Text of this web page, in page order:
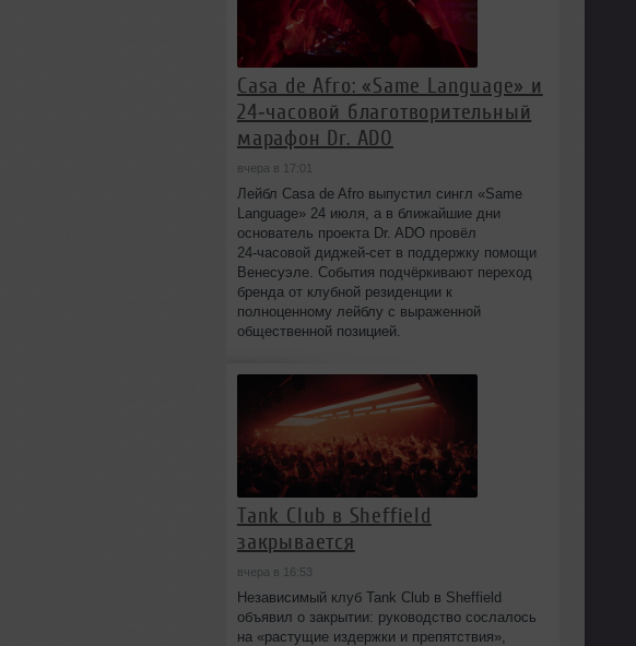
Casa de Afro: «Same Language» и
24‑часовой благотворительный
марафон Dr. ADO
вчера в 17:01
Лейбл Casa de Afro выпустил сингл «Same
Language» 24 июля, а в ближайшие дни
основатель проекта Dr. ADO провёл
24‑часовой диджей‑сет в поддержку помощи
Венесуэле. События подчёркивают переход
бренда от клубной резиденции к
полноценному лейблу с выраженной
общественной позицией.
Tank Club в Sheffield
закрывается
вчера в 16:53
Независимый клуб Tank Club в Sheffield
объявил о закрытии: руководство сослалось
на «растущие издержки и препятствия»,